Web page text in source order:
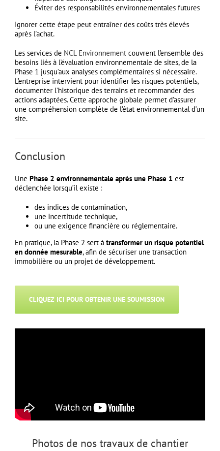
Éviter des responsabilités environnementales futures
Ignorer cette étape peut entraîner des coûts très élevés
après l’achat.
Les services de NCL Environnementcouvrent l’ensemble des
besoins liés à l’évaluation environnementale de sites, de la
Phase 1 jusqu’aux analyses complémentaires si nécessaire.
L’entreprise intervient pour identifier les risques potentiels,
documenter l’historique des terrains et recommander des
actions adaptées. Cette approche globale permet d’assurer
une compréhension complète de l’état environnemental d’un
site.
Conclusion
Une Phase 2 environnementale après une Phase 1 est
déclenchée lorsqu’il existe :
des indices de contamination,
une incertitude technique,
ou une exigence financière ou réglementaire.
En pratique, la Phase 2 sert à transformer un risque potentiel
en donnée mesurable, afin de sécuriser une transaction
immobilière ou un projet de développement.
CLIQUEZ ICI POUR OBTENIR UNE SOUMISSION
Photos de nos travaux de chantier